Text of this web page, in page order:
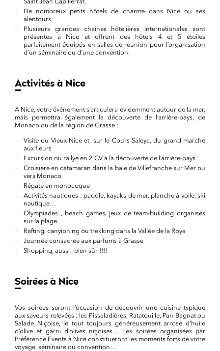
De nombreux petits hôtels de charme dans Nice ou ses
alentours.
Plusieurs grandes chaines hôtelières internationales sont
présentes à Nice et offrent des hôtels 4 et 5 étoiles
parfaitement équipés en salles de réunion pour l’organisation
d’un séminaire ou d’une convention.
Activités à Nice
A Nice, votre événement s’articulera évidemment autour de la mer,
mais permettra également la découverte de l’arrière-pays, de
Monaco ou de la région de Grasse :
Visite du Vieux Nice et, sur le Cours Saleya, du grand marché
aux fleurs
Excursion ou rallye en 2 CV à la découverte de l’arrière-pays
Croisière en catamaran dans la baie de Villefranche sur Mer ou
vers Monaco
Régate en monocoque
Activités nautiques : paddle, kayaks de mer, planche à voile, ski
nautique…
Olympiades , beach games, jeux de team-building organisés
sur la plage.
Rafting, canyioning ou trekking dans la Vallée de la Roya
Journée consacrée aux parfums à Grasse
Shopping, aussi , bien sûr !!!!
Soirées à Nice
Vos soirées seront l’occasion de découvrir une cuisine typique
aux saveurs relevées : les Pissaladières, Ratatouille, Pan Bagnat ou
Salade Niçoise, le tout toujours généreusement arrosé d’huile
d’olive et garni d’olives niçoises… Les soirées organisées par
Préférence Events à Nice constitueront les moments forts de votre
voyage, séminaire ou convention…